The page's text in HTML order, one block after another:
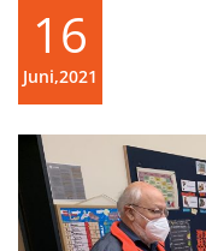
16
Juni,2021